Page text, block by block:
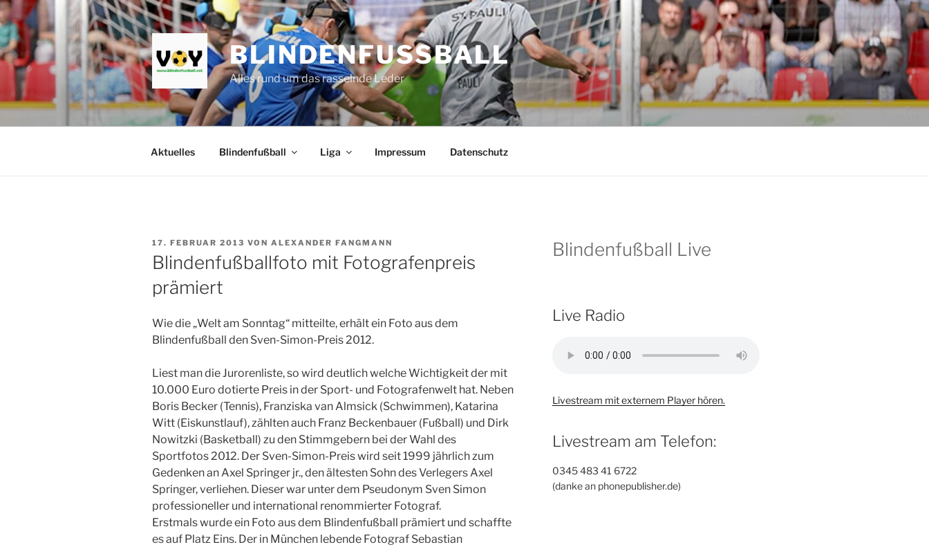
Zum
Inhalt
springen
BLINDENFUSSBALL
Alles rund um das rasselnde Leder
Aktuelles Blindenfußball Liga Impressum Datenschutz
VERÖFFENTLICHT
AM
17. FEBRUAR 2013 VON ALEXANDER FANGMANN
Blindenfußballfoto mit Fotografenpreis
prämiert
Wie die „Welt am Sonntag“ mitteilte, erhält ein Foto aus dem
Blindenfußball den Sven-Simon-Preis 2012.
Liest man die Jurorenliste, so wird deutlich welche Wichtigkeit der mit
10.000 Euro dotierte Preis in der Sport- und Fotografenwelt hat. Neben
Boris Becker (Tennis), Franziska van Almsick (Schwimmen), Katarina
Witt (Eiskunstlauf), zählten auch Franz Beckenbauer (Fußball) und Dirk
Nowitzki (Basketball) zu den Stimmgebern bei der Wahl des
Sportfotos 2012. Der Sven-Simon-Preis wird seit 1999 jährlich zum
Gedenken an Axel Springer jr., den ältesten Sohn des Verlegers Axel
Springer, verliehen. Dieser war unter dem Pseudonym Sven Simon
professioneller und international renommierter Fotograf.
Erstmals wurde ein Foto aus dem Blindenfußball prämiert und schaffte
es auf Platz Eins. Der in München lebende Fotograf Sebastian
Blindenfußball Live
Live Radio
Livestream mit externem Player hören.
Livestream am Telefon:
0345 483 41 6722
(danke an phonepublisher.de)